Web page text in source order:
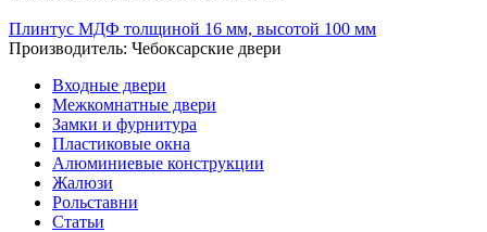
Плинтус МДФ толщиной 16 мм, высотой 100 мм
Производитель: Чебоксарские двери
Входные двери
Межкомнатные двери
Замки и фурнитура
Пластиковые окна
Алюминиевые конструкции
Жалюзи
Рольставни
Статьи